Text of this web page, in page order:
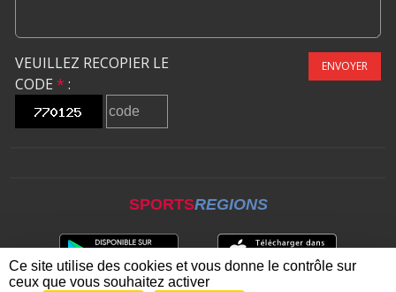
VEUILLEZ RECOPIER LE
CODE * :
ENVOYER
SPORTSREGIONS
Ce site utilise des cookies et vous donne le contrôle sur
ceux que vous souhaitez activer